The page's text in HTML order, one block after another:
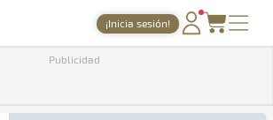
· Revista del motor desde 1999
¡Inicia sesión!
Publicidad